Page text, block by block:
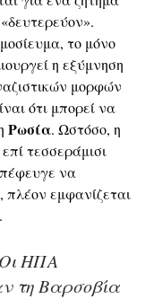
το μόνο
η εξύμνηση
μορφών
ότι μπορεί να
Ρωσία. Ωστόσο, η
τεσσεράμισι
να
πλέον εμφανίζεται
Οι ΗΠΑ
τη Βαρσοβία